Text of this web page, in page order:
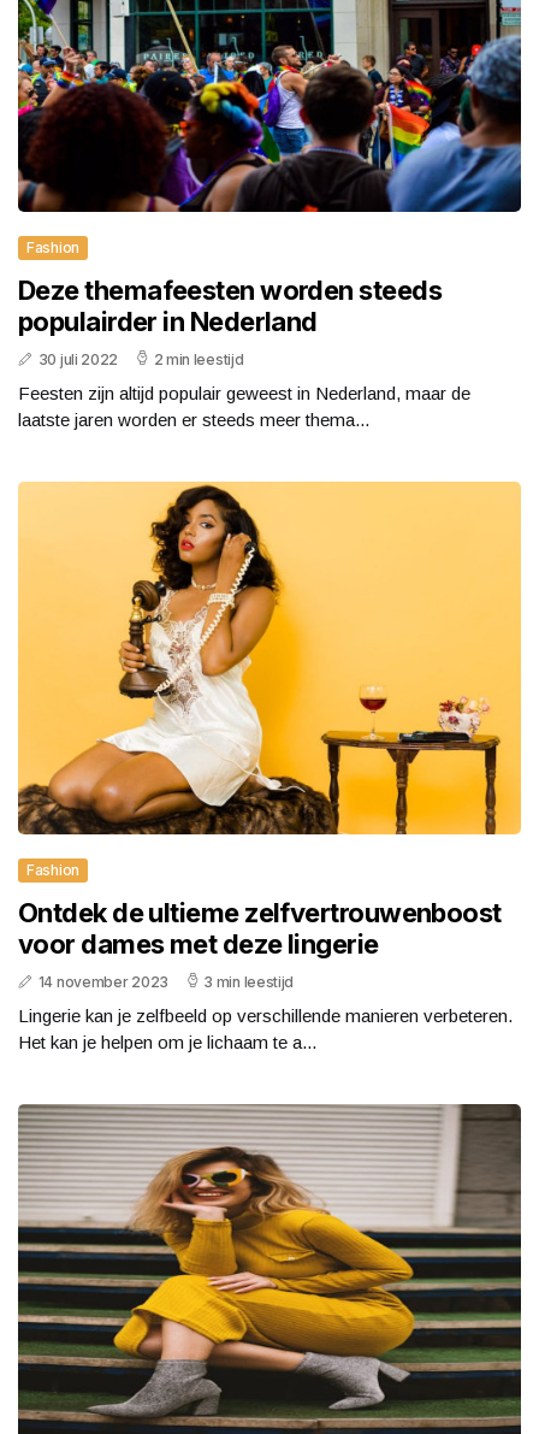
Fashion
Deze themafeesten worden steeds
populairder in Nederland
30 juli 2022 2 min leestijd
Feesten zijn altijd populair geweest in Nederland, maar de
laatste jaren worden er steeds meer thema...
Fashion
Ontdek de ultieme zelfvertrouwenboost
voor dames met deze lingerie
14 november 2023 3 min leestijd
Lingerie kan je zelfbeeld op verschillende manieren verbeteren.
Het kan je helpen om je lichaam te a...